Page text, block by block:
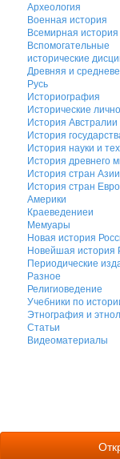
Археология
Военная история
Всемирная история
Вспомогательные
исторические
Древняя и
Русь
Историография
Исторические
История
История
История науки и
История древнего
История стран
История стран
Америки
Краеведениеи
Мемуары
Новая история
Новейшая история
Периодические
Разное
Религиоведение
Учебники по
Этнография и
Статьи
Видеоматериалы